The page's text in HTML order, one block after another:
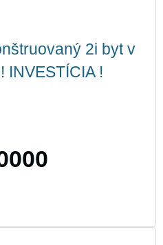
2i byt v
INVESTÍCIA !